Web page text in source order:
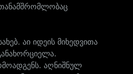
აი იდეის მიხედვითა
აღნიშნულ